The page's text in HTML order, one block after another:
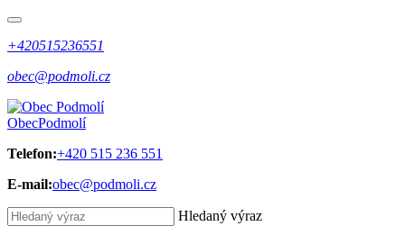
+420515236551
obec@podmoli.cz
ObecPodmolí
Telefon:+420 515 236 551
E-mail:obec@podmoli.cz
Hledaný výraz